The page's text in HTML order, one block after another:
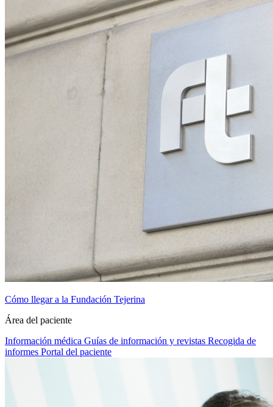
Cómo llegar a la Fundación Tejerina
Área del paciente
Información médica Guías de información y revistas Recogida de
informes Portal del paciente